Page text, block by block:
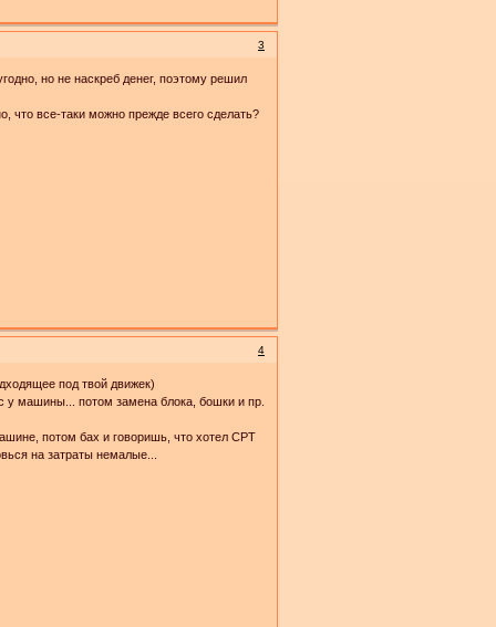
3
но не наскреб денег, поэтому решил
что все-таки можно прежде всего сделать?
4
под твой движек)
у машины... потом замена блока, бошки и пр.
потом бах и говоришь, что хотел СРТ
на затраты немалые...